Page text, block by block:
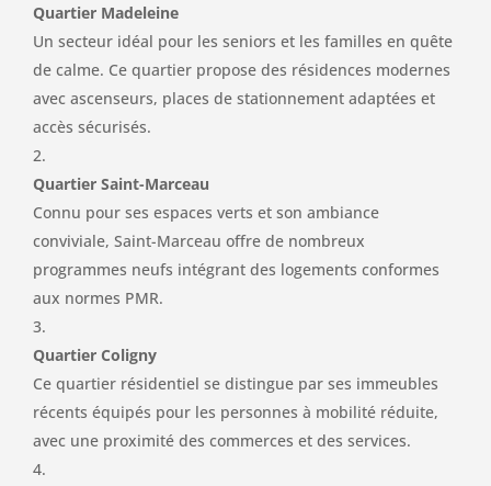
Quartier Madeleine
Un secteur idéal pour les seniors et les familles en quête
de calme. Ce quartier propose des résidences modernes
avec ascenseurs, places de stationnement adaptées et
accès sécurisés.
Quartier Saint-Marceau
Connu pour ses espaces verts et son ambiance
conviviale, Saint-Marceau offre de nombreux
programmes neufs intégrant des logements conformes
aux normes PMR.
Quartier Coligny
Ce quartier résidentiel se distingue par ses immeubles
récents équipés pour les personnes à mobilité réduite,
avec une proximité des commerces et des services.